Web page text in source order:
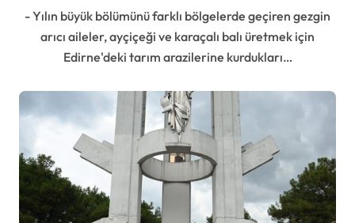
- Yılın büyük bölümünü farklı bölgelerde geçiren gezgin
arıcı aileler, ayçiçeği ve karaçalı balı üretmek için
Edirne'deki tarım arazilerine kurdukları…